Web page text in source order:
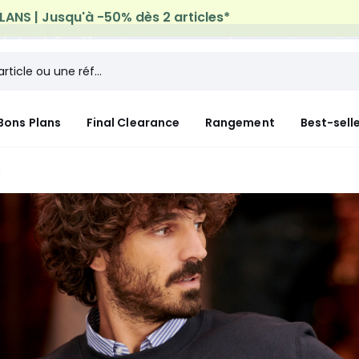
à domicile offerte*sur tous vos achats Mode & Maison
Plans Final Clearance Rangement Best-